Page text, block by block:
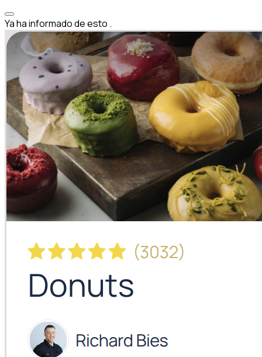
Ya ha informado de esto .